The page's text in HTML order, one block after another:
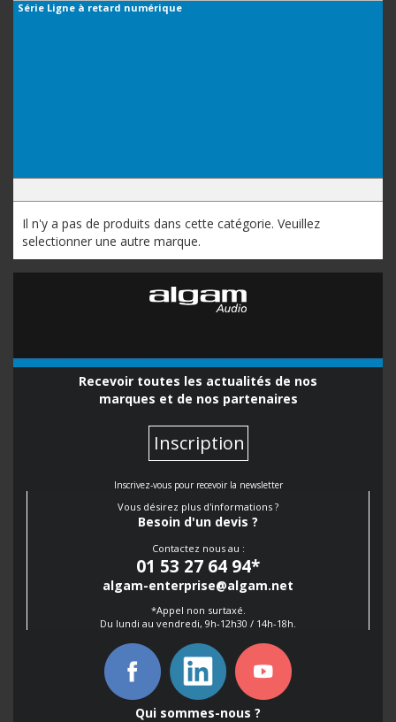
Série Ligne à retard numérique
Il n'y a pas de produits dans cette catégorie. Veuillez
selectionner une autre marque.
Recevoir toutes les actualités de nos
marques et de nos partenaires
Inscription
Inscrivez-vous pour recevoir la newsletter
Vous désirez plus d'informations ?
Besoin d'un devis ?
Contactez nous au :
01 53 27 64 94*
algam-enterprise@algam.net
*Appel non surtaxé.
Du lundi au vendredi, 9h-12h30 / 14h-18h.
Qui sommes-nous ?